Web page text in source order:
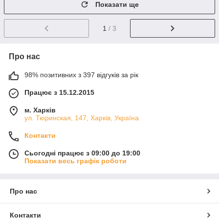
Показати ще
1 / 3
Про нас
98% позитивних з 397 відгуків за рік
Працює з 15.12.2015
м. Харків
ул. Тюринская, 147, Харків, Україна
Контакти
Сьогодні працює з 09:00 до 19:00
Показати весь графік роботи
Про нас
Контакти